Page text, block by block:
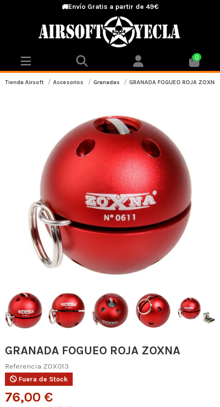
🚚Envío Gratis a partir de 49€
0
Tienda Airsoft Accesorios Granadas GRANADA FOGUEO ROJA ZOXNA
GRANADA FOGUEO ROJA ZOXNA
Referencia ZOX013
Fuera de Stock
76,00 €